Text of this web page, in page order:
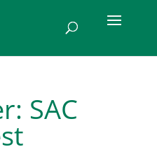
SAC